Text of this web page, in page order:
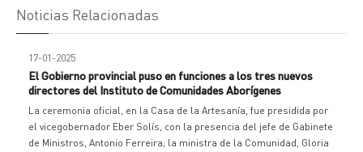
Noticias Relacionadas
17-01-2025
El Gobierno provincial puso en funciones a los tres nuevos
directores del Instituto de Comunidades Aborígenes
La ceremonia oficial, en la Casa de la Artesanía, fue presidida por
el vicegobernador Eber Solís, con la presencia del jefe de Gabinete
de Ministros, Antonio Ferreira; la ministra de la Comunidad, Gloria